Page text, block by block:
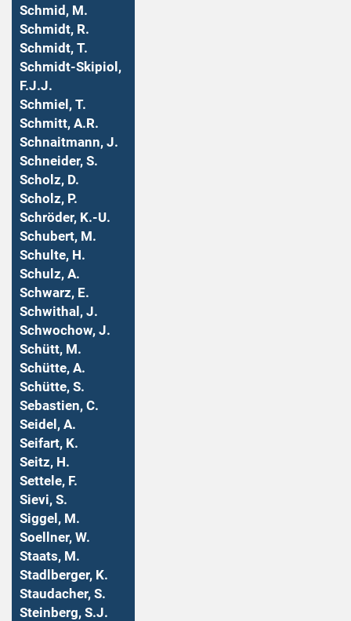
Schmid, M.
Schmidt, R.
Schmidt, T.
Schmidt-Skipiol,
F.J.J.
Schmiel, T.
Schmitt, A.R.
Schnaitmann, J.
Schneider, S.
Scholz, D.
Scholz, P.
Schröder, K.-U.
Schubert, M.
Schulte, H.
Schulz, A.
Schwarz, E.
Schwithal, J.
Schwochow, J.
Schütt, M.
Schütte, A.
Schütte, S.
Sebastien, C.
Seidel, A.
Seifart, K.
Seitz, H.
Settele, F.
Sievi, S.
Siggel, M.
Soellner, W.
Staats, M.
Stadlberger, K.
Staudacher, S.
Steinberg, S.J.